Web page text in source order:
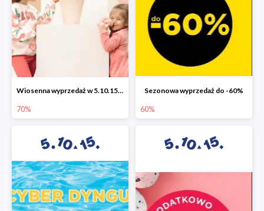
Wiosenna wyprzedaż w 5.10.15 do -70%
70%
Sezonowa wyprzedaż do -60%
60%